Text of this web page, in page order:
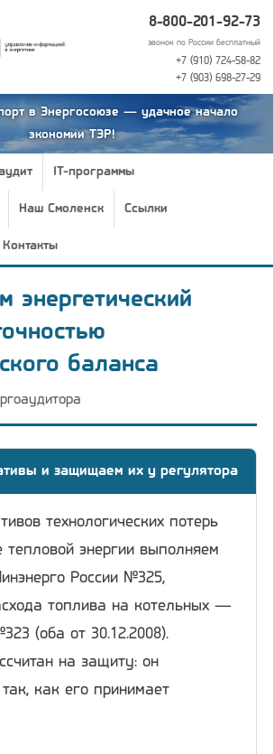
8-800-201-92-73
звонок по России бесплатный
+7 (910) 724-58-82
+7 (903) 698-27-29
в Энергосоюзе — удачное начало
экономии ТЭР!
IT-программы
Наш Смоленск Ссылки
Контакты
энергетический
баланса
и защищаем их у регулятора
технологических потерь
тепловой энергии выполняем
России №325,
топлива на котельных —
(оба от 30.12.2008).
на защиту: он
как его принимает